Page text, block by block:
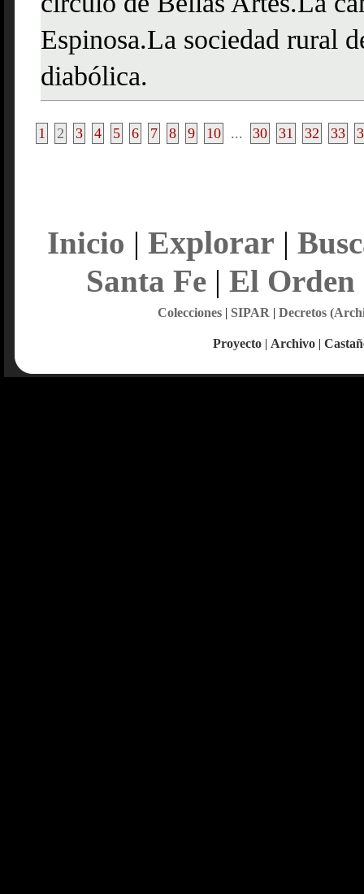
Espinosa.La sociedad rural
diabólica.
1 2 3 4 5 6 7 8 9 10 ... 30 31 32 33
Inicio | Explorar |
Santa Fe| El Orden
Colecciones| SIPAR | Decretos
Proyecto | Archivo |